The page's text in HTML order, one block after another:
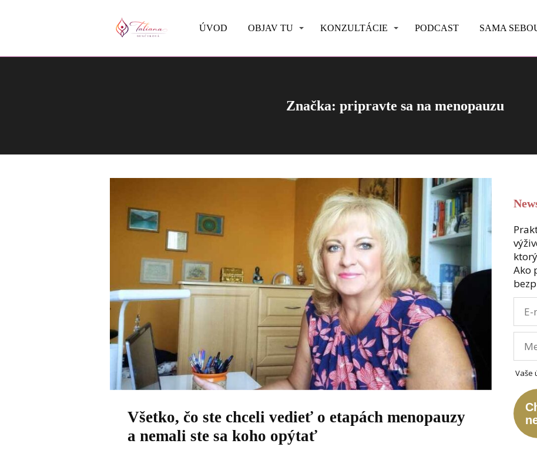
ÚVOD OBJAV TU KONZULTÁCIE PODCAST SAMA
Značka: pripravte sa na menopauzu
Všetko, čo ste chceli vedieť o etapách menopauzy
a nemali ste sa koho opýtať
Ako
Vaše